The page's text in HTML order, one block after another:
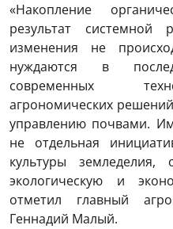
«Накопление
результат
изменения не
нуждаются в
современных
агрономических
управлению почвами.
не отдельная
культуры земледелия,
экологическую и
отметил главный
Геннадий Малый.